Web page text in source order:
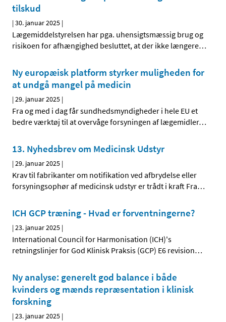
tilskud
|30. januar 2025 |
Lægemiddelstyrelsen har pga. uhensigtsmæssig brug og
risikoen for afhængighed besluttet, at der ikke længere…
Ny europæisk platform styrker muligheden for
at undgå mangel på medicin
|29. januar 2025 |
Fra og med i dag får sundhedsmyndigheder i hele EU et
bedre værktøj til at overvåge forsyningen af lægemidler…
13. Nyhedsbrev om Medicinsk Udstyr
|29. januar 2025 |
Krav til fabrikanter om notifikation ved afbrydelse eller
forsyningsophør af medicinsk udstyr er trådt i kraft Fra…
ICH GCP træning - Hvad er forventningerne?
|23. januar 2025 |
International Council for Harmonisation (ICH)'s
retningslinjer for God Klinisk Praksis (GCP) E6 revision…
Ny analyse: generelt god balance i både
kvinders og mænds repræsentation i klinisk
forskning
|23. januar 2025 |